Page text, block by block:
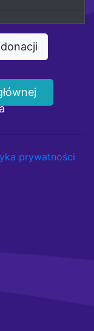
prywatności